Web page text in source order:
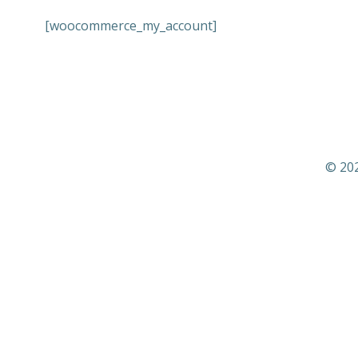
[woocommerce_my_account]
©